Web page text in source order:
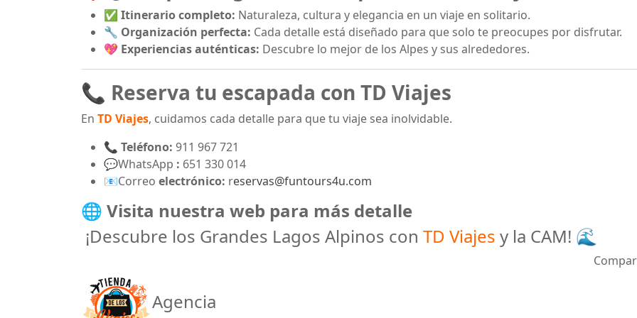
✅ Itinerario completo: Naturaleza, cultura y elegancia en un viaje en solitario.
🔧 Organización perfecta: Cada detalle está diseñado para que solo te preocupes por disfrutar.
💖 Experiencias auténticas: Descubre lo mejor de los Alpes y sus alrededores.
📞 Reserva tu escapada con TD Viajes
En TD Viajes, cuidamos cada detalle para que tu viaje sea inolvidable.
📞 Teléfono: 911 967 721
💬WhatsApp : 651 330 014
📧Correo electrónico: reservas@funtours4u.com
🌐 Visita nuestra web para más detalle
¡Descubre los Grandes Lagos Alpinos con TD Viajes y la CAM! 🌊
Agencia